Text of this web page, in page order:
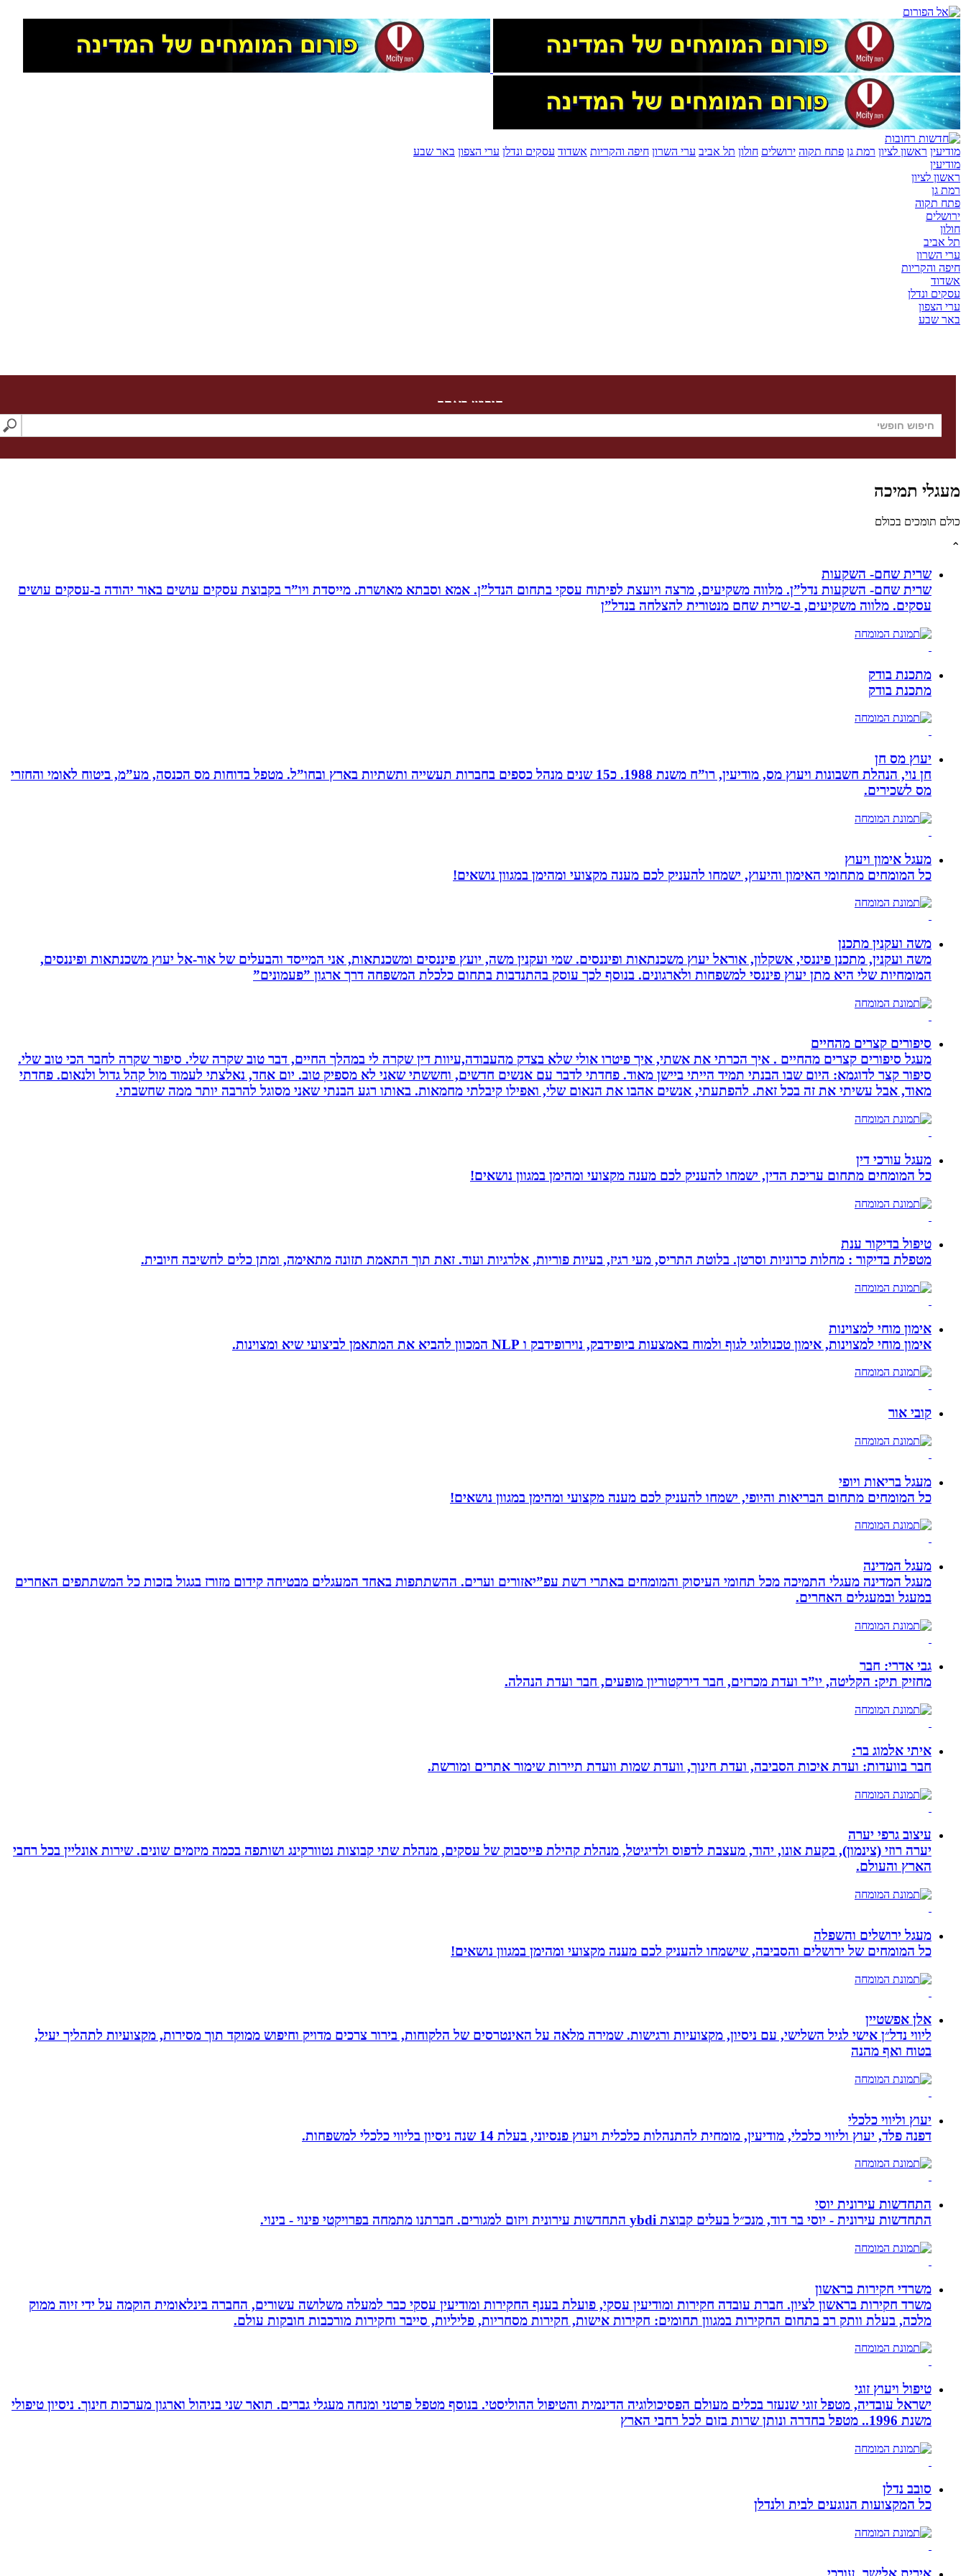
מודיעין ראשון לציון רמת גן פתח תקוה ירושלים חולון תל אביב ערי השרון חיפה והקריות אשדוד עסקים ונדלן ערי הצפון באר שבע
מודיעין
ראשון לציון
רמת גן
פתח תקוה
ירושלים
חולון
תל אביב
ערי השרון
חיפה והקריות
אשדוד
עסקים ונדלן
ערי הצפון
באר שבע
חיפוש באתר
מעגלי תמיכה
כולם תומכים בכולם
⌃
שרית שחם- השקעות
שרית שחם- השקעות נדל”ן. מלווה משקיעים, מרצה ויועצת לפיתוח עסקי בתחום הנדל”ן. אמא וסבתא מאושרת. ‏מייסדת ויו”ר בקבוצת עסקים עושים באור יהודה‏ ב-‏עסקים עושים
עסקים‏. ‏מלווה משקיעים, ב-‏שרית שחם מנטורית להצלחה בנדל”ן‏
מתכנת בודק
מתכנת בודק
יעוץ מס חן
חן נוי, הנהלת חשבונות ויעוץ מס, מודיעין, רו”ח משנת 1988. כ15 שנים מנהל כספים בחברות תעשייה ותשתיות בארץ ובחו”ל. מטפל בדוחות מס הכנסה, מע”מ, ביטוח לאומי והחזרי
מס לשכירים.
מעגל אימון ויעוץ
כל המומחים מתחומי האימון והיעוץ, ישמחו להעניק לכם מענה מקצועי ומהימן במגוון נושאים!
משה ועקנין מתכנן
משה ועקנין, מתכנן פיננסי, אשקלון, אוראל יעוץ משכנתאות ופיננסים. שמי ועקנין משה, יועץ פיננסים ומשכנתאות, אני המייסד והבעלים של אור-אל יעוץ משכנתאות ופיננסים,
המומחיות שלי היא מתן יעוץ פיננסי למשפחות ולארגונים. בנוסף לכך עוסק בהתנדבות בתחום כלכלת המשפחה דרך ארגון ”פעמונים”
סיפורים קצרים מהחיים
מעגל סיפורים קצרים מהחיים . איך הכרתי את אשתי, איך פיטרו אולי שלא בצדק מהעבודה,עיוות דין שקרה לי במהלך החיים, דבר טוב שקרה שלי. סיפור שקרה לחבר הכי טוב שלי.
סיפור קצר לדוגמא: היום שבו הבנתי תמיד הייתי ביישן מאוד. פחדתי לדבר עם אנשים חדשים, וחששתי שאני לא מספיק טוב. יום אחד, נאלצתי לעמוד מול קהל גדול ולנאום. פחדתי
מאוד, אבל עשיתי את זה בכל זאת. להפתעתי, אנשים אהבו את הנאום שלי, ואפילו קיבלתי מחמאות. באותו רגע הבנתי שאני מסוגל להרבה יותר ממה שחשבתי.
מעגל עורכי דין
כל המומחים מתחום עריכת הדין, ישמחו להעניק לכם מענה מקצועי ומהימן במגוון נושאים!
טיפול בדיקור ענת
מטפלת בדיקור : מחלות כרוניות וסרטן. בלוטת התריס, מעי רגיז, בעיות פוריות, אלרגיות ועוד. זאת תוך התאמת תזונה מתאימה, ומתן כלים לחשיבה חיובית.
אימון מוחי למצוינות
אימון מוחי למצוינות, אימון טכנולוגי לגוף ולמוח באמצעות ביופידבק, נוירופידבק ו NLP המכוון להביא את המתאמן לביצועי שיא ומצוינות.
קובי אור
מעגל בריאות ויופי
כל המומחים מתחום הבריאות והיופי, ישמחו להעניק לכם מענה מקצועי ומהימן במגוון נושאים!
מעגל המדינה
מעגל המדינה מעגלי התמיכה מכל תחומי העיסוק והמומחים באתרי רשת עפ”יאזורים וערים. ההשתתפות באחד המעגלים מבטיחה קידום מזורז בגגול בזכות כל המשתתפים האחרים
במעגל ובמעגלים האחרים.
גבי אדרי: חבר
מחזיק תיק: הקליטה, יו”ר ועדת מכרזים, חבר דירקטוריון מופעים, חבר ועדת הנהלה.
איתי אלמוג בר:
חבר בוועדות: ועדת איכות הסביבה, ועדת חינוך, וועדת שמות וועדת תיירות שימור אתרים ומורשת.
עיצוב גרפי יערה
יערה רוזי (צינמון), בקעת אונו, יהוד, מעצבת לדפוס ולדיגיטל, מנהלת קהילת פייסבוק של עסקים, מנהלת שתי קבוצות נטוורקינג ושותפה בכמה מיזמים שונים. שירות אונליין בכל רחבי
הארץ והעולם.
מעגל ירושלים והשפלה
כל המומחים של ירושלים והסביבה, שישמחו להעניק לכם מענה מקצועי ומהימן במגוון נושאים!
אלן אפשטיין
ליווי נדל״ן אישי לגיל השלישי, עם ניסיון, מקצועיות ורגישות. שמירה מלאה על האינטרסים של הלקוחות, בירור צרכים מדויק וחיפוש ממוקד תוך מסירות, מקצועיות לתהליך יעיל,
בטוח ואף מהנה
יעוץ וליווי כלכלי
דפנה פלד, יעוץ וליווי כלכלי, מודיעין, מומחית להתנהלות כלכלית ויעוץ פנסיוני, בעלת 14 שנה ניסיון בליווי כלכלי למשפחות.
התחדשות עירונית יוסי
התחדשות עירונית - יוסי בר דוד, מנכ״ל בעלים קבוצת ybdi התחדשות עירונית ויזום למגורים. חברתנו מתמחה בפרויקטי פינוי - בינוי.
משרדי חקירות בראשון
משרד חקירות בראשון לציון. חברת עובדה חקירות ומודיעין עסקי, פועלת בענף החקירות ומודיעין עסקי כבר למעלה משלושה עשורים, החברה בינלאומית הוקמה על ידי זיוה ממוק
מלכה, בעלת וותק רב בתחום החקירות במגוון תחומים: חקירות אישות, חקירות מסחריות, פליליות, סייבר וחקירות מורכבות חובקות עולם.
טיפול ויעוץ זוגי
ישראל עובדיה, מטפל זוגי שנעזר בכלים מעולם הפסיכולוגיה הדינמית והטיפול ההוליסטי. בנוסף מטפל פרטני ומנחה מעגלי גברים. תואר שני בניהול וארגון מערכות חינוך. ניסיון טיפולי
משנת 1996.. מטפל בחדרה ונותן שרות בזום לכל רחבי הארץ
סובב נדלן
כל המקצועות הנוגעים לבית ולנדלן